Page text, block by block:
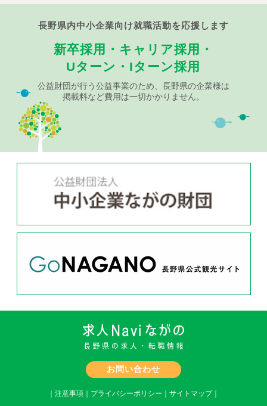
長野県内中小企業向け就職活動を応援します
新卒採用・キャリア採用・
Uターン・Iターン採用
公益財団が行う公益事業のため、長野県の企業様は
掲載料など費用は一切かかりません。
お問い合わせ
注意事項｜ プライバシーポリシー サイトマップ｜